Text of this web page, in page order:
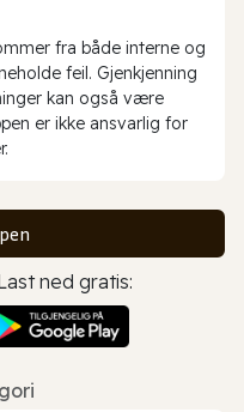
fra både interne og
feil. Gjenkjenning
kan også være
er ikke ansvarlig for
ned gratis: